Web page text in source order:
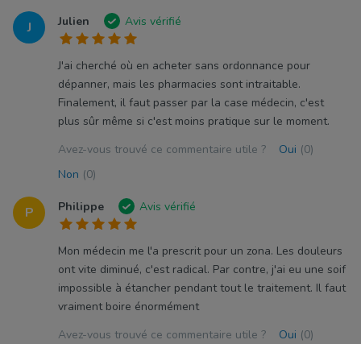
J Julien Avis vérifié
J'ai cherché où en acheter sans ordonnance pour
dépanner, mais les pharmacies sont intraitable.
Finalement, il faut passer par la case médecin, c'est
plus sûr même si c'est moins pratique sur le moment.
Avez-vous trouvé ce commentaire utile ?
Oui (0)
Non (0)
P Philippe Avis vérifié
Mon médecin me l'a prescrit pour un zona. Les douleurs
ont vite diminué, c'est radical. Par contre, j'ai eu une soif
impossible à étancher pendant tout le traitement. Il faut
vraiment boire énormément
Avez-vous trouvé ce commentaire utile ?
Oui (0)